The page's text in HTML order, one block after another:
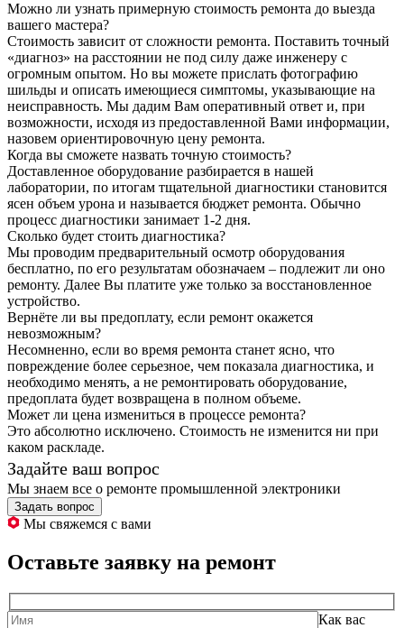
Можно ли узнать примерную стоимость ремонта до выезда
вашего мастера?
Стоимость зависит от сложности ремонта. Поставить точный
«диагноз» на расстоянии не под силу даже инженеру с
огромным опытом. Но вы можете прислать фотографию
шильды и описать имеющиеся симптомы, указывающие на
неисправность. Мы дадим Вам оперативный ответ и, при
возможности, исходя из предоставленной Вами информации,
назовем ориентировочную цену ремонта.
Когда вы сможете назвать точную стоимость?
Доставленное оборудование разбирается в нашей
лаборатории, по итогам тщательной диагностики становится
ясен объем урона и называется бюджет ремонта. Обычно
процесс диагностики занимает 1-2 дня.
Сколько будет стоить диагностика?
Мы проводим предварительный осмотр оборудования
бесплатно, по его результатам обозначаем – подлежит ли оно
ремонту. Далее Вы платите уже только за восстановленное
устройство.
Вернёте ли вы предоплату, если ремонт окажется
невозможным?
Несомненно, если во время ремонта станет ясно, что
повреждение более серьезное, чем показала диагностика, и
необходимо менять, а не ремонтировать оборудование,
предоплата будет возвращена в полном объеме.
Может ли цена измениться в процессе ремонта?
Это абсолютно исключено. Стоимость не изменится ни при
каком раскладе.
Задайте ваш вопрос
Мы знаем все о ремонте промышленной электроники
Задать вопрос
Мы свяжемся с вами
Оставьте заявку на ремонт
Как вас